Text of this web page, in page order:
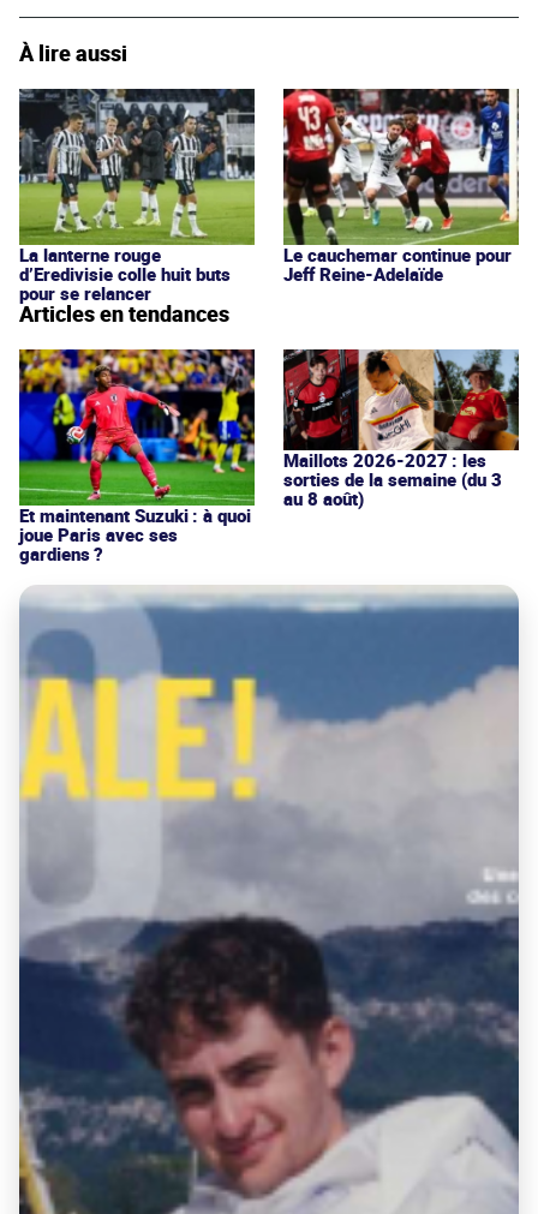
À lire aussi
La lanterne rouge
d’Eredivisie colle huit buts
pour se relancer
Le cauchemar continue pour
Jeff Reine-Adelaïde
Articles en tendances
Et maintenant Suzuki : à quoi
joue Paris avec ses
gardiens ?
Maillots 2026-2027 : les
sorties de la semaine (du 3
au 8 août)